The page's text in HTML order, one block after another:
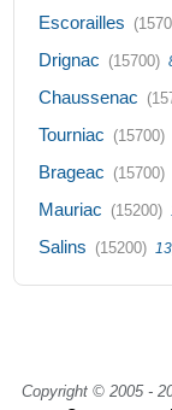
Escorailles
Drignac (15700)
Chaussenac
Tourniac (15700)
Brageac (15700)
Mauriac (15200)
Salins (15200)
Copyright © 2005 -